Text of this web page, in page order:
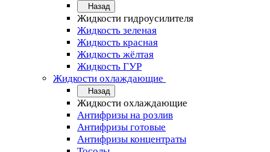
Назад
Жидкости гидроусилителя
Жидкость зеленая
Жидкость красная
Жидкость жёлтая
Жидкость ГУР
Жидкости охлаждающие
Назад
Жидкости охлаждающие
Антифризы на розлив
Антифризы готовые
Антифризы концентраты